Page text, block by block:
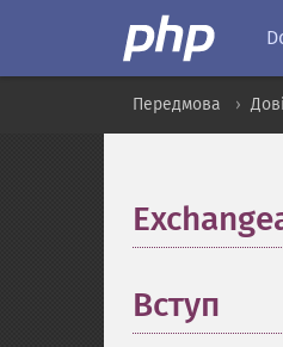
Передмова
Вступ